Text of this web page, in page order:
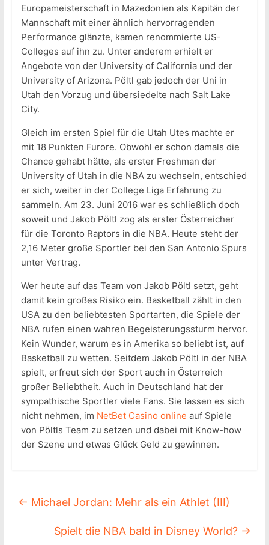
Europameisterschaft in Mazedonien als Kapitän der
Mannschaft mit einer ähnlich hervorragenden
Performance glänzte, kamen renommierte US-
Colleges auf ihn zu. Unter anderem erhielt er
Angebote von der University of California und der
University of Arizona. Pöltl gab jedoch der Uni in
Utah den Vorzug und übersiedelte nach Salt Lake
City.
Gleich im ersten Spiel für die Utah Utes machte er
mit 18 Punkten Furore. Obwohl er schon damals die
Chance gehabt hätte, als erster Freshman der
University of Utah in die NBA zu wechseln, entschied
er sich, weiter in der College Liga Erfahrung zu
sammeln. Am 23. Juni 2016 war es schließlich doch
soweit und Jakob Pöltl zog als erster Österreicher
für die Toronto Raptors in die NBA. Heute steht der
2,16 Meter große Sportler bei den San Antonio Spurs
unter Vertrag.
Wer heute auf das Team von Jakob Pöltl setzt, geht
damit kein großes Risiko ein. Basketball zählt in den
USA zu den beliebtesten Sportarten, die Spiele der
NBA rufen einen wahren Begeisterungssturm hervor.
Kein Wunder, warum es in Amerika so beliebt ist, auf
Basketball zu wetten. Seitdem Jakob Pöltl in der NBA
spielt, erfreut sich der Sport auch in Österreich
großer Beliebtheit. Auch in Deutschland hat der
sympathische Sportler viele Fans. Sie lassen es sich
nicht nehmen, im NetBet Casino online auf Spiele
von Pöltls Team zu setzen und dabei mit Know-how
der Szene und etwas Glück Geld zu gewinnen.
← Michael Jordan: Mehr als ein Athlet (III)
Spielt die NBA bald in Disney World? →